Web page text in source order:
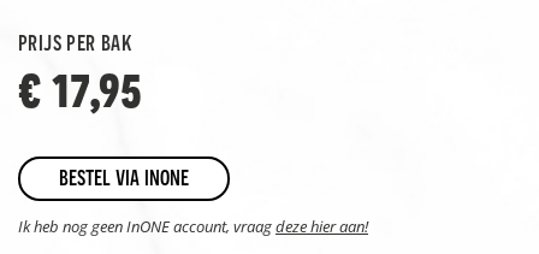
prijs per bak
€ 17,95
bestel via inone
Ik heb nog geen InONE account, vraagdeze hier aan!